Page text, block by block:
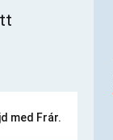
med Frár.